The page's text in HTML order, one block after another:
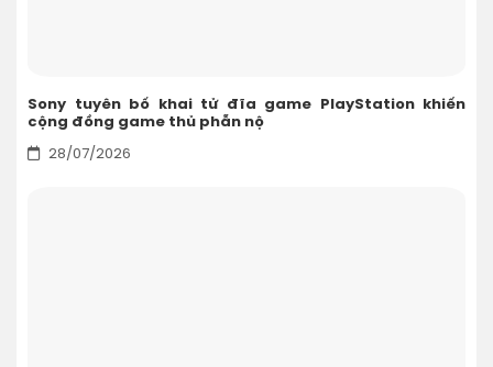
Sony tuyên bố khai tử đĩa game PlayStation khiến
cộng đồng game thủ phẫn nộ
28/07/2026